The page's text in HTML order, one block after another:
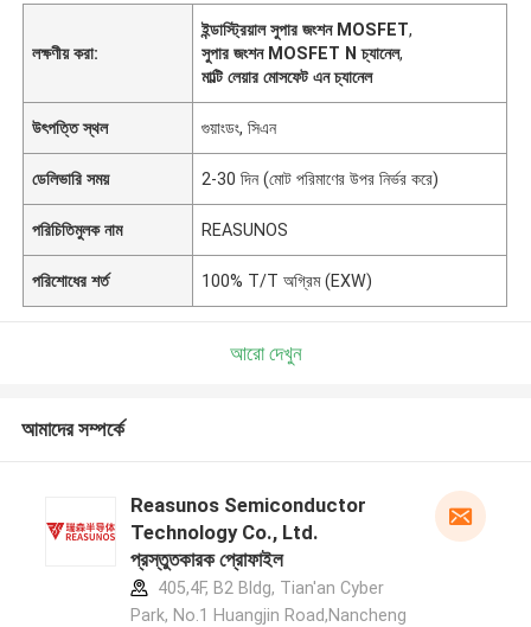
লক্ষণীয় করা:
ইন্ডাস্ট্রিয়াল সুপার জংশন MOSFET,
সুপার জংশন MOSFET N চ্যানেল,
মাল্টি লেয়ার মোসফেট এন চ্যানেল
উৎপত্তি স্থল গুয়াংডং, সিএন
ডেলিভারি সময় 2-30 দিন (মোট পরিমাণের উপর নির্ভর করে)
পরিচিতিমুলক নাম REASUNOS
পরিশোধের শর্ত 100% T/T অগ্রিম (EXW)
আরো দেখুন
আমাদের সম্পর্কে
Reasunos Semiconductor
Technology Co., Ltd.
প্রস্তুতকারক প্রোফাইল
405,4F, B2 Bldg, Tian'an Cyber
Park, No.1 Huangjin Road,Nancheng